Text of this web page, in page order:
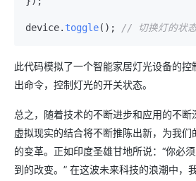
device. toggle(); // 切换灯的状
此代码模拟了一个智能家居灯光设备的控
出命令，控制灯光的开关状态。
总之，随着技术的不断进步和应用的不断
虚拟现实的结合将不断推陈出新，为我
的变革。正如印度圣雄甘地所说：“你必
到的改变。” 在这波未来科技的浪潮中，